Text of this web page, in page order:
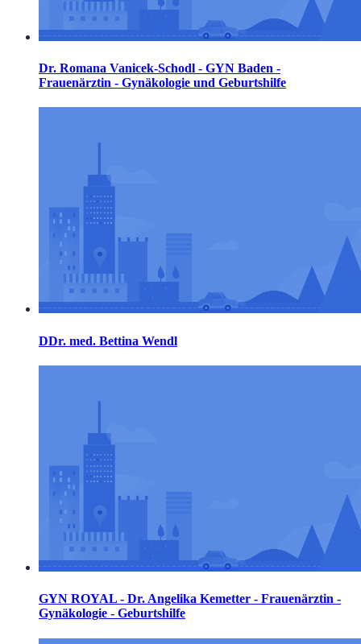
Dr. Romana Vanicek-Schodl - GYN Baden -
Frauenärztin - Gynäkologie und Geburtshilfe
DDr. med. Bettina Wendl
GYN ROYAL - Dr. Angelika Kemetter - Frauenärztin -
Gynäkologie - Geburtshilfe